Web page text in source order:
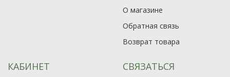
О магазине
Обратная связь
Возврат товара
КАБИНЕТ СВЯЗАТЬСЯ